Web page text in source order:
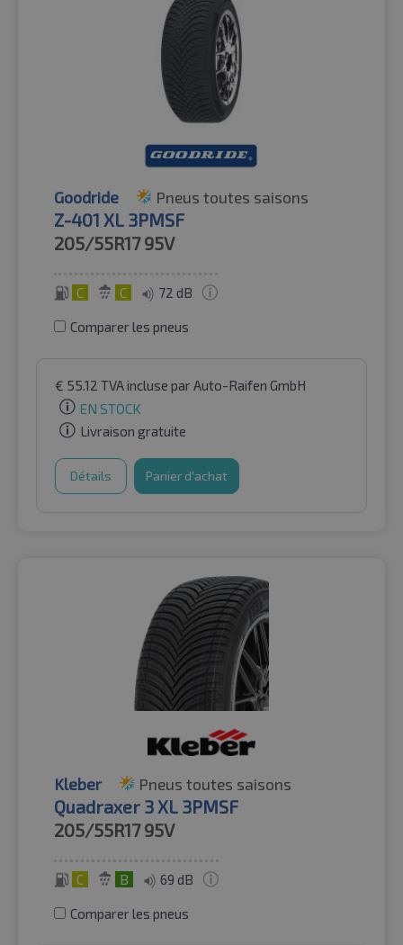
Goodride Pneus toutes saisons
Z-401 XL 3PMSF
205/55R17 95V
C C 72 dB
Comparer les pneus
€ 55.12 TVA incluse par Auto-Raifen GmbH
EN STOCK
Livraison gratuite
Détails Panier d'achat
Kleber Pneus toutes saisons
Quadraxer 3 XL 3PMSF
205/55R17 95V
C B 69 dB
Comparer les pneus